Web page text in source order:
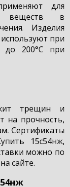
для
веществ в
Изделия
при
до 200°С при
трещин и
на прочность,
Сертификаты
15с54нж,
можно по
сайте.